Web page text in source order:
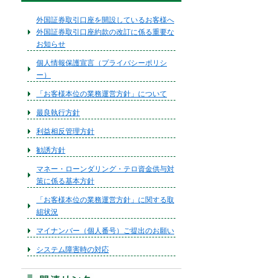
外国証券取引口座を開設しているお客様へ
外国証券取引口座約款の改訂に係る重要な
お知らせ
個人情報保護宣言（プライバシーポリシ
ー）
「お客様本位の業務運営方針」について
最良執行方針
利益相反管理方針
勧誘方針
マネー・ローンダリング・テロ資金供与対
策に係る基本方針
「お客様本位の業務運営方針」に関する取
組状況
マイナンバー（個人番号）ご提出のお願い
システム障害時の対応